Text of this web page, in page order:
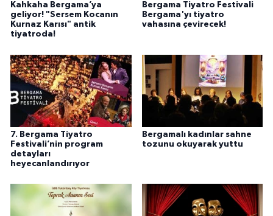
Kahkaha Bergama’ya
geliyor! "Sersem Kocanın
Kurnaz Karısı" antik
tiyatroda!
Bergama Tiyatro Festivali
Bergama'yı tiyatro
vahasına çevirecek!
7. Bergama Tiyatro
Festivali’nin program
detayları
heyecanlandırıyor
Bergamalı kadınlar sahne
tozunu okuyarak yuttu